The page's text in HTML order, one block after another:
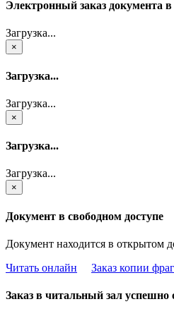
Электронный заказ документа
Загрузка...
×
Загрузка...
Загрузка...
×
Загрузка...
Загрузка...
×
Документ в свободном доступе
Документ находится в открытом
Читать онлайн
Заказ копии
Заказ в читальный зал успешно